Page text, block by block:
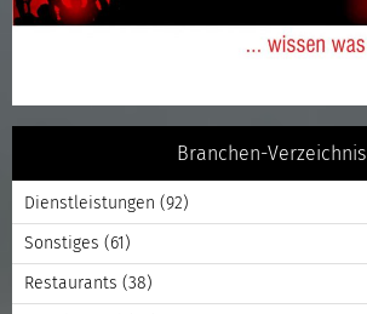
Branchen-Verzeichnis
Dienstleistungen (92)
Sonstiges (61)
Restaurants (38)